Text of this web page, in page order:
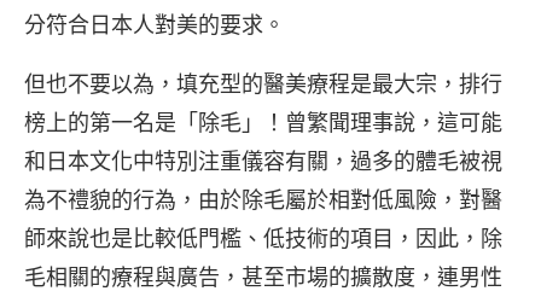
分符合日本人對美的要求。
但也不要以為，填充型的醫美療程是最大宗，排行
榜上的第一名是「除毛」！曾繁聞理事說，這可能
和日本文化中特別注重儀容有關，過多的體毛被視
為不禮貌的行為，由於除毛屬於相對低風險，對醫
師來說也是比較低門檻、低技術的項目，因此，除
毛相關的療程與廣告，甚至市場的擴散度，連男性